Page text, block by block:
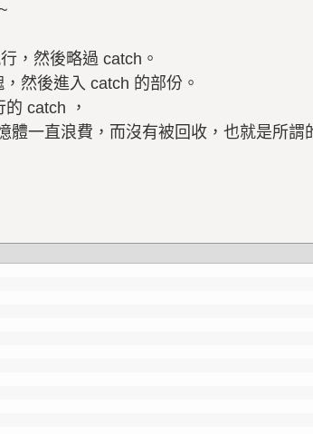
，然後略過 catch。
然後進入 catch 的部份。
catch ，
體一直浪費，而沒有被回收，也就是所謂